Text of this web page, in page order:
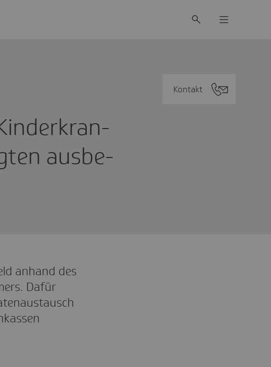
Kontakt
ausbe­
anhand des
Dafür